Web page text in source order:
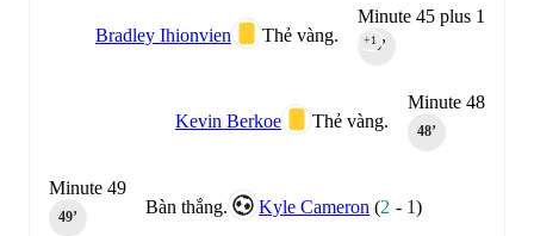
Minute 45 plus 1
45‎’‎
+1
Thẻ vàng.
Bradley Ihionvien
Minute 48
48‎’‎
Thẻ vàng.
Kevin Berkoe
Bàn thắng. Kyle Cameron (2 - 1)
Minute 49
49‎’‎